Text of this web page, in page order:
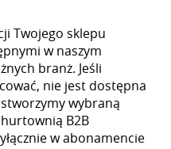
Twojego sklepu
w naszym
branż. Jeśli
nie jest dostępna
wybraną
B2B
w abonamencie